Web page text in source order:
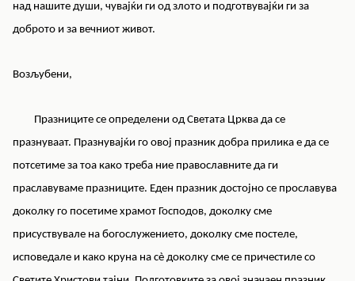
над нашите души, чувајќи ги од злото и подготвувајќи ги за
доброто и за вечниот живот.
Возљубени,
Празниците се определени од Светата Црква да се
празнуваат. Празнувајќи го овој празник добра прилика е да се
потсетиме за тоа како треба ние православните да ги
праславуваме празниците. Еден празник достојно се прославува
доколку го посетиме храмот Господов, доколку сме
присуствувале на богослужението, доколку сме постеле,
исповедале и како круна на сè доколку сме се причестиле со